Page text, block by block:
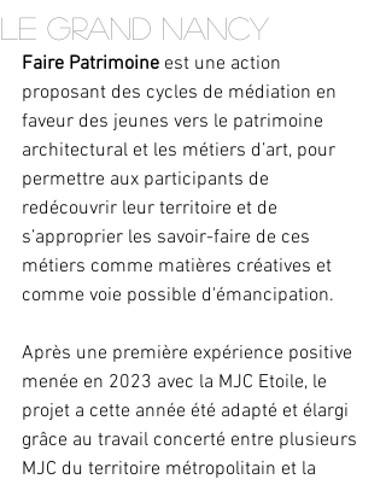
le Grand Nancy
Faire Patrimoine est une action
proposant des cycles de médiation en
faveur des jeunes vers le patrimoine
architectural et les métiers d’art, pour
permettre aux participants de
redécouvrir leur territoire et de
s’approprier les savoir-faire de ces
métiers comme matières créatives et
comme voie possible d'émancipation.
Après une première expérience positive
menée en 2023 avec la MJC Etoile, le
projet a cette année été adapté et élargi
grâce au travail concerté entre plusieurs
MJC du territoire métropolitain et la